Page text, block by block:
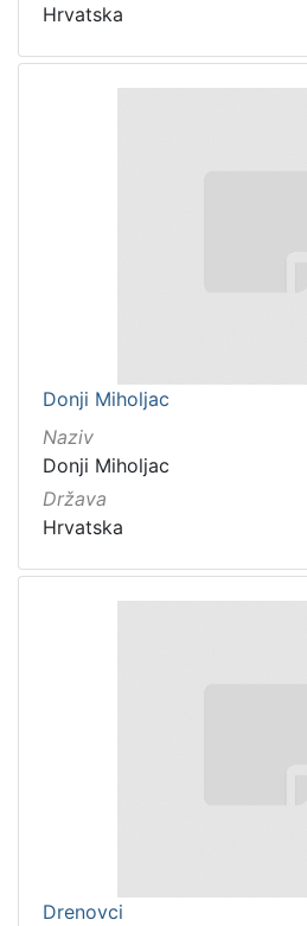
Hrvatska
Donji Miholjac
Naziv
Donji Miholjac
Država
Hrvatska
Drenovci